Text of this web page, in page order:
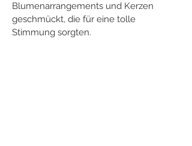
Blumenarrangements und Kerzen
geschmückt, die für eine tolle
Stimmung sorgten.